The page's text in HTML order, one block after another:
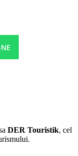
DER Touristik, cel